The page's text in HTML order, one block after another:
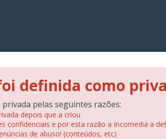
definida como
pelas seguintes razões:
depois que a criou
confidenciais e por esta razão a Incomedia a
de abuso! (conteúdos, etc)